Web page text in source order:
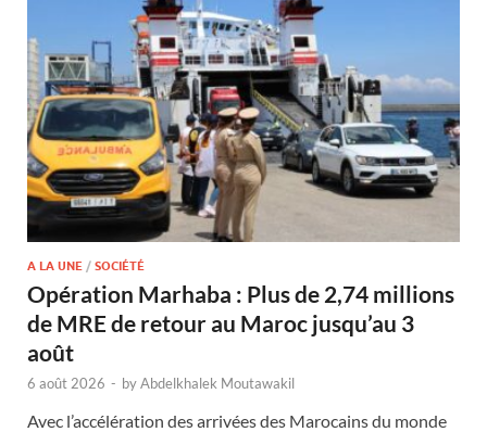
A LA UNE / SOCIÉTÉ
Opération Marhaba : Plus de 2,74 millions
de MRE de retour au Maroc jusqu’au 3
août
6 août 2026 - byAbdelkhalek Moutawakil
Avec l’accélération des arrivées des Marocains du monde